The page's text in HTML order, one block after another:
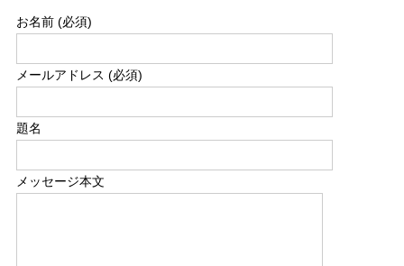
お名前 (必須)
メールアドレス (必須)
題名
メッセージ本文